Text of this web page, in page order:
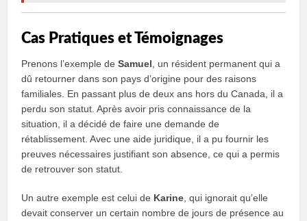
Cas Pratiques et Témoignages
Prenons l’exemple deSamuel , un résident permanent qui a
dû retourner dans son pays d’origine pour des raisons
familiales. En passant plus de deux ans hors du Canada, il a
perdu son statut. Après avoir pris connaissance de la
situation, il a décidé de faire une demande de
rétablissement. Avec une aide juridique, il a pu fournir les
preuves nécessaires justifiant son absence, ce qui a permis
de retrouver son statut.
Un autre exemple est celui de Karine , qui ignorait qu’elle
devait conserver un certain nombre de jours de présence au